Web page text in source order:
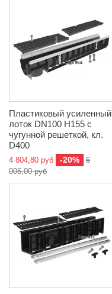
Пластиковый усиленный
лоток DN100 H155 с
чугунной решеткой, кл.
D400
4 804,80 руб -20%
6
006,00 руб